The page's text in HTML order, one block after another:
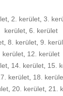
2. kerület 3.
kerület 6. kerület
, 8. kerület, 9.
kerület 12. kerület
14. kerület 15.
kerület 18.
20. kerület 21.